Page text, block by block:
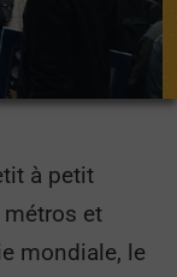
à petit
métros et
mondiale, le